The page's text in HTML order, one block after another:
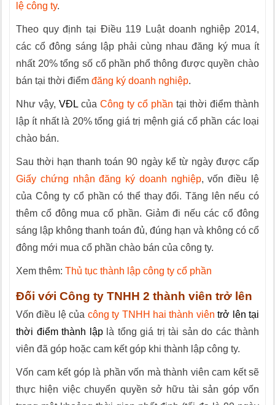
lệ công ty.
Theo quy định tại Điều 119 Luật doanh nghiệp 2014,
các cổ đông sáng lập phải cùng nhau đăng ký mua ít
nhất 20% tổng số cổ phần phổ thông được quyền chào
bán tại thời điểm đăng ký doanh nghiệp.
Như vậy, VĐL của Công ty cổ phần tại thời điểm thành
lập ít nhất là 20% tổng giá trị mệnh giá cổ phần các loại
chào bán.
Sau thời hạn thanh toán 90 ngày kể từ ngày được cấp
Giấy chứng nhận đăng ký doanh nghiệp, vốn điều lệ
của Công ty cổ phần có thể thay đổi. Tăng lên nếu có
thêm cổ đông mua cổ phần. Giảm đi nếu các cổ đông
sáng lập không thanh toán đủ, đúng hạn và không có cổ
đông mới mua cổ phần chào bán của công ty.
Xem thêm: Thủ tục thành lập công ty cổ phần
Đối với Công ty TNHH 2 thành viên trở lên
Vốn điều lệ của công ty TNHH hai thành viên trở lên tại
thời điểm thành lập là tổng giá trị tài sản do các thành
viên đã góp hoặc cam kết góp khi thành lập công ty.
Vốn cam kết góp là phần vốn mà thành viên cam kết sẽ
thực hiện việc chuyển quyền sở hữu tài sản góp vốn